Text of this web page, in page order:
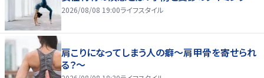
2026/08/08 19:00ライフスタイル
肩こりになってしまう人の癖～肩甲骨を寄せられ
る？～